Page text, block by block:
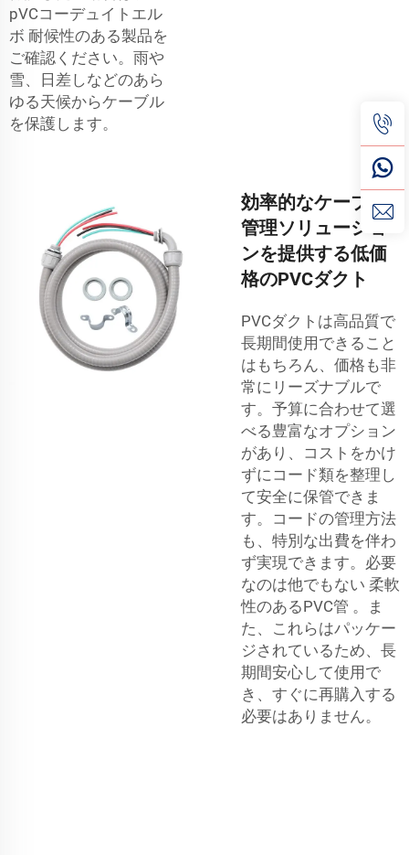
pVCコーデュイトエル
ボ 耐候性のある製品を
ご確認ください。雨や
雪、日差しなどのあら
ゆる天候からケーブル
を保護します。
効率的なケーブル
管理ソリューショ
ンを提供する低価
格のPVCダクト
PVCダクトは高品質で
長期間使用できること
はもちろん、価格も非
常にリーズナブルで
す。予算に合わせて選
べる豊富なオプション
があり、コストをかけ
ずにコード類を整理し
て安全に保管できま
す。コードの管理方法
も、特別な出費を伴わ
ず実現できます。必要
なのは他でもない 柔軟
性のあるPVC管 。ま
た、これらはパッケー
ジされているため、長
期間安心して使用で
き、すぐに再購入する
必要はありません。